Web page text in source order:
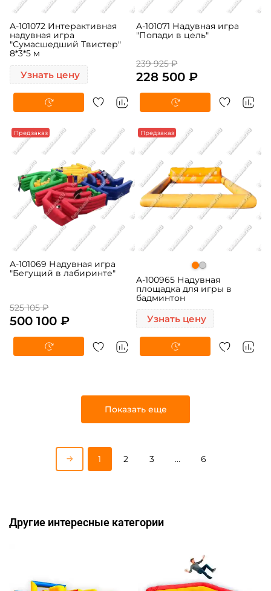
A-101072 Интерактивная
надувная игра
"Сумасшедший Твистер"
8*3*5 м
Узнать цену
A-101071 Надувная игра
"Попади в цель"
239 925 ₽
228 500 ₽
-5% Предзаказ
A-101069 Надувная игра
"Бегущий в лабиринте"
525 105 ₽
500 100 ₽
Предзаказ
A-100965 Надувная
площадка для игры в
бадминтон
Узнать цену
Показать еще
1 2 3 … 6
Другие интересные категории